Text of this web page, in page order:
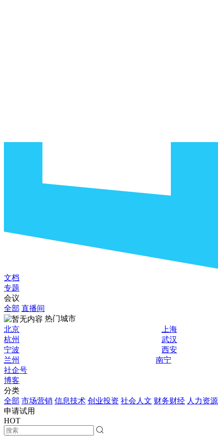
文档
专题
会议
全部 直播间
热门城市
北京
上海
杭州
武汉
宁波
西安
兰州
南宁
社企号
博客
分类
全部 市场营销 信息技术 创业投资 社会人文 财务财经 人力资源
申请试用
HOT